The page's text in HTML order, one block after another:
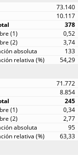
73.140
10.117
378
0,52
3,74
133
54,29
71.772
8.854
245
0,34
2,77
95
63,33